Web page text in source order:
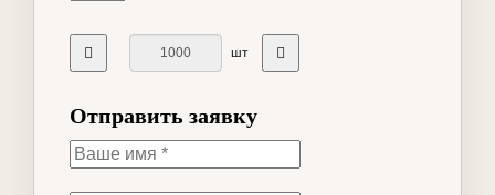
шт
Отправить заявку